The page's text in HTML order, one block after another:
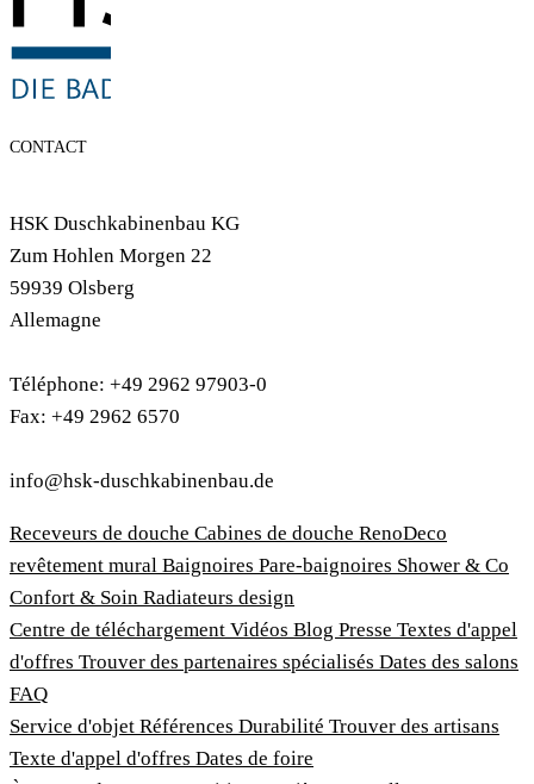
CONTACT
HSK Duschkabinenbau KG
Zum Hohlen Morgen 22
59939 Olsberg
Allemagne
Téléphone: +49 2962 97903-0
Fax: +49 2962 6570
info@hsk-duschkabinenbau.de
Receveurs de douche Cabines de douche RenoDeco
revêtement mural Baignoires Pare-baignoires Shower & Co
Confort & Soin Radiateurs design
Centre de téléchargement Vidéos Blog Presse Textes d'appel
d'offres Trouver des partenaires spécialisés Dates des salons
FAQ
Service d'objet Références Durabilité Trouver des artisans
Texte d'appel d'offres Dates de foire